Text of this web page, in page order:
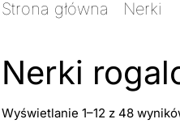
Strona główna Nerki
Nerki
Wyświetlanie 1–12 z 48